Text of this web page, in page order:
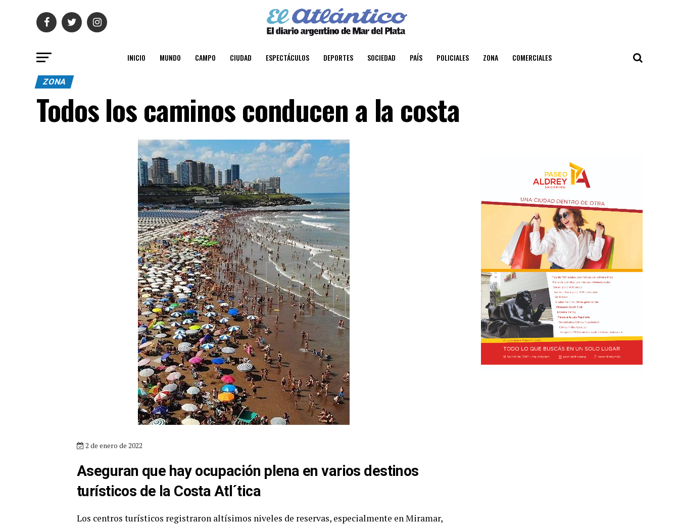
INICIO MUNDO CAMPO CIUDAD ESPECTÁCULOS DEPORTES SOCIEDAD PAÍS POLICIALES ZONA COMERCIALES
ZONA
Todos los caminos conducen a la costa
2 de enero de 2022
Aseguran que hay ocupación plena en varios destinos
turísticos de la Costa Atl´tica
Los centros turísticos registraron altísimos niveles de reservas, especialmente en Miramar,